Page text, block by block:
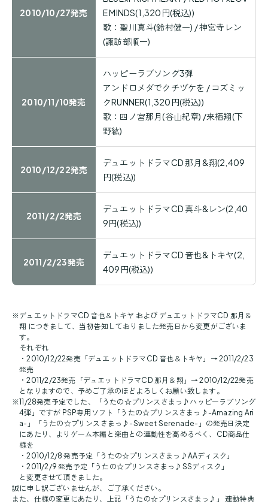
2010/10/27発売
E MINDS(1,320円(税込))
歌：聖川真斗(鈴村健一) / 神宮寺レン
(諏訪部順一)
2010/11/10発売
ハッピーラブソング3弾
アンドロメダでクチヅケを / コズミッ
クRUNNER(1,320円(税込))
歌：四ノ宮那月(谷山紀章) /来栖翔(下
野紘)
2010/12/22発売
デュエットドラマCD 那月&翔(2,409
円(税込))
2011/2/2発売
デュエットドラマCD 真斗&レン(2,40
9円(税込))
2011/2/23発売
デュエットドラマCD 音也&トキヤ(2,
409円(税込))
※デュエットドラマCD 音也＆トキヤ および デュエットドラマCD 那月＆
翔 につきまして、当初告知しておりました発売日から変更がございま
す。
それぞれ
・2010/12/22発売「デュエットドラマCD 音也＆トキヤ」→ 2011/2/23
発売
・2011/2/23発売「デュエットドラマCD 那月＆翔」→ 2010/12/22発売
となりますので、予めご了承のほどよろしくお願い致します。
※11/28発売予定でした、「うたの☆プリンスさまっ♪ハッピーラブソング
4弾」ですが PSP専用ソフト「うたの☆プリンスさまっ♪-Amazing Ari
a-」「うたの☆プリンスさまっ♪-Sweet Serenade-」の発売日決定
にあたり、よりゲーム本編と楽曲との連動性を高めるべく、CD商品仕
様を
・2010/12/8 発売予定「うたの☆プリンスさまっ♪AAディスク」
・2011/2/9 発売予定「うたの☆プリンスさまっ♪SSディスク」
と変更させて頂きました。
誠に申し訳ございませんが、ご了承ください。
また、仕様の変更にあたり、上記「うたの☆プリンスさまっ♪」 連動特典